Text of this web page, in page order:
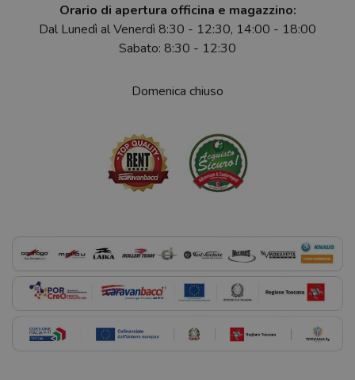
Orario di apertura officina e magazzino:
Dal Lunedì al Venerdì 8:30 - 12:30, 14:00 - 18:00
Sabato: 8:30 - 12:30
Domenica chiuso